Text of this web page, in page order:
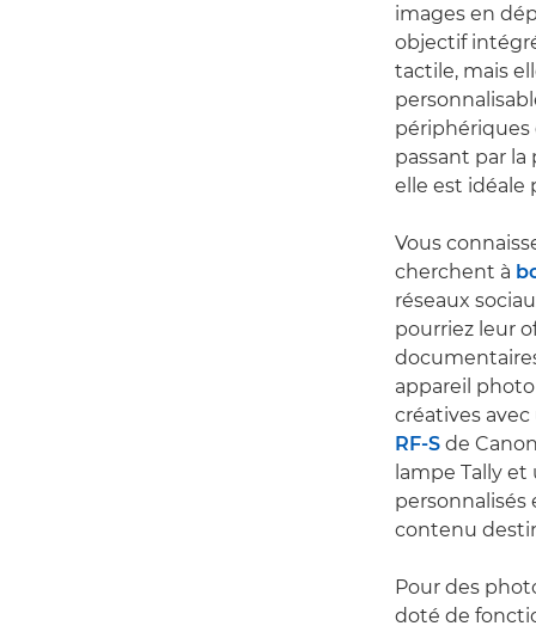
images en
objectif
tactile, mais
périphériques
passant par
elle est idéale
Vous
cherchent à
réseaux
pourriez leur
appareil
créatives
RF-S de
lampe Tally
contenu
Pour des
doté de